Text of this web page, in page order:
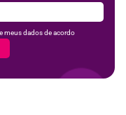
meus dados de acordo